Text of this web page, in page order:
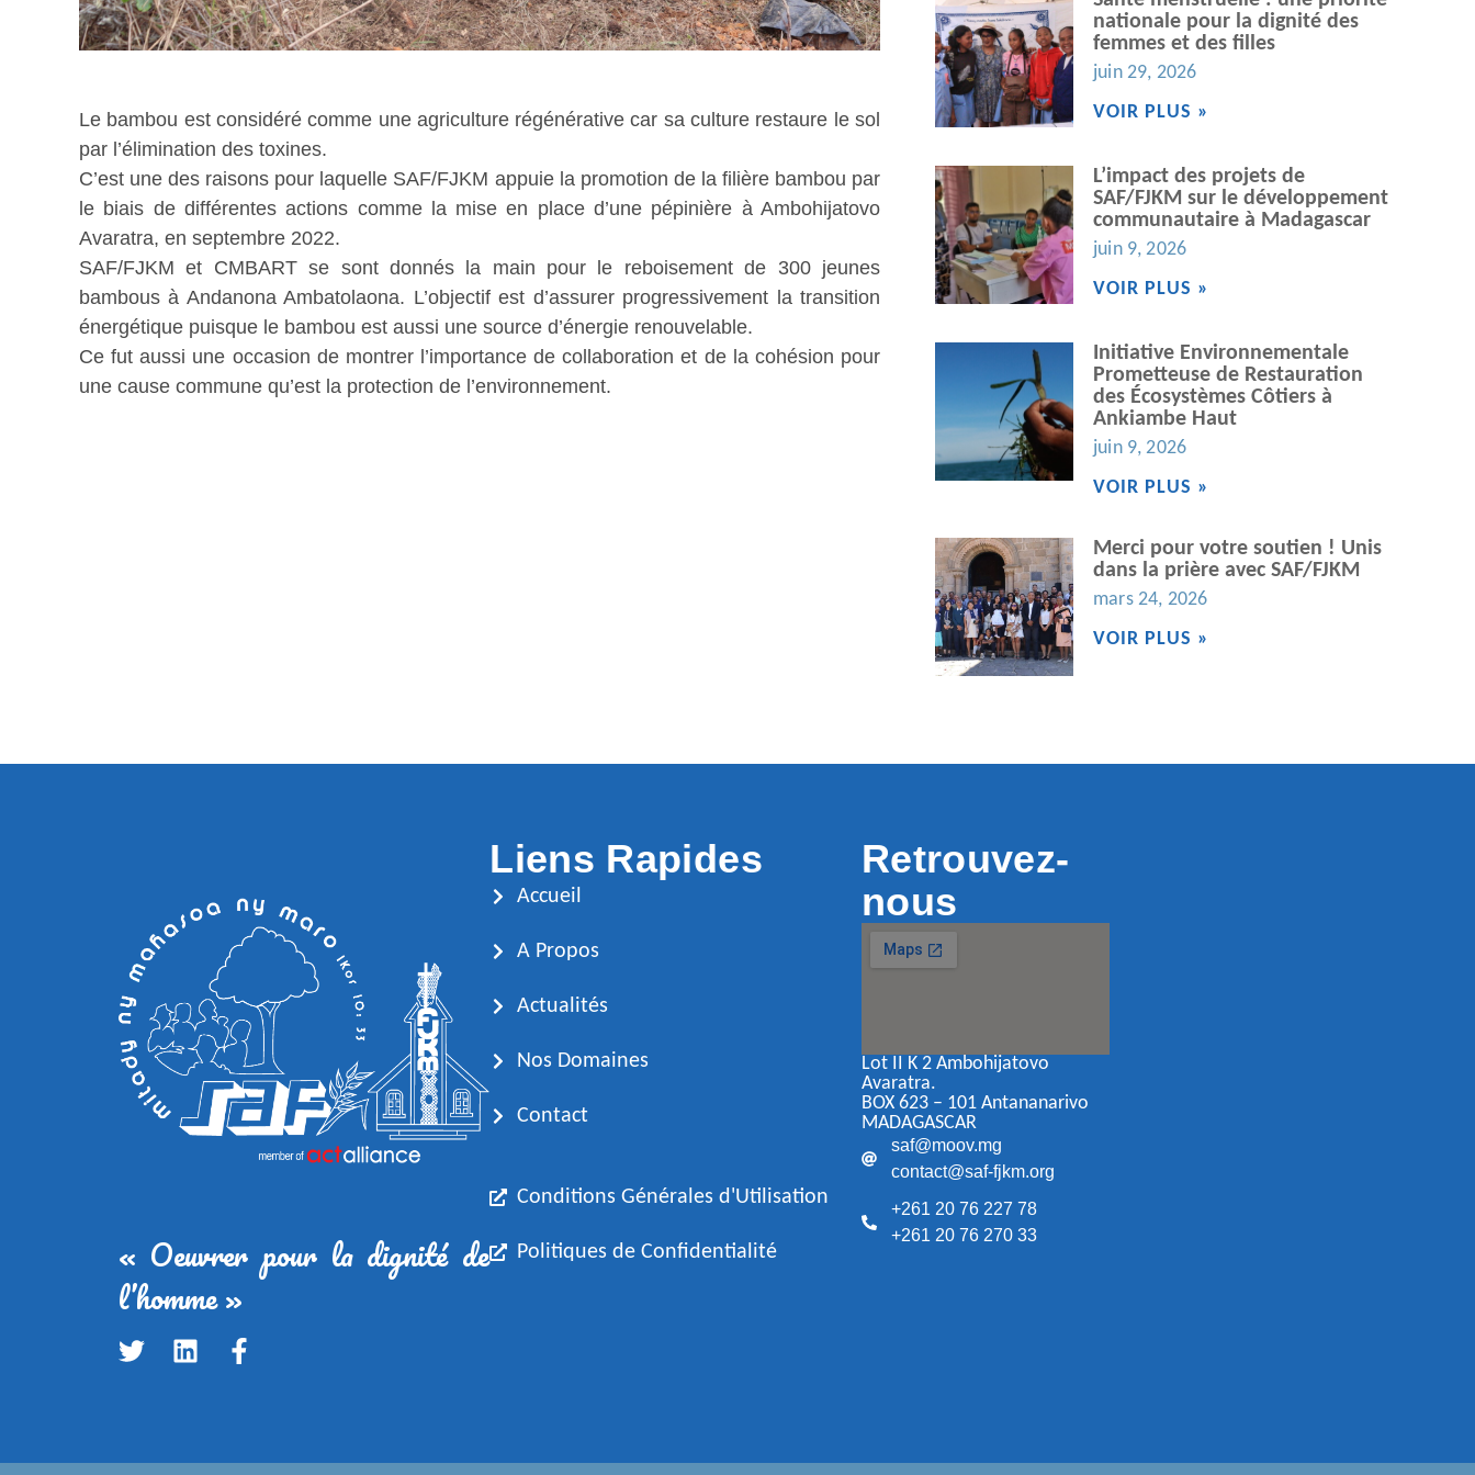
Le bambou est considéré comme une agriculture régénérative car sa culture restaure le sol
par l’élimination des toxines.
C’est une des raisons pour laquelle SAF/FJKM appuie la promotion de la filière bambou par
le biais de différentes actions comme la mise en place d’une pépinière à Ambohijatovo
Avaratra, en septembre 2022.
SAF/FJKM et CMBART se sont donnés la main pour le reboisement de 300 jeunes
bambous à Andanona Ambatolaona. L’objectif est d’assurer progressivement la transition
énergétique puisque le bambou est aussi une source d’énergie renouvelable.
Ce fut aussi une occasion de montrer l’importance de collaboration et de la cohésion pour
une cause commune qu’est la protection de l’environnement.
nationale pour la dignité des
femmes et des filles
juin 29, 2026
VOIR PLUS »
L’impact des projets de
SAF/FJKM sur le développement
communautaire à Madagascar
juin 9, 2026
VOIR PLUS »
Initiative Environnementale
Prometteuse de Restauration
des Écosystèmes Côtiers à
Ankiambe Haut
juin 9, 2026
VOIR PLUS »
Merci pour votre soutien ! Unis
dans la prière avec SAF/FJKM
mars 24, 2026
VOIR PLUS »
« Oeuvrer pour la dignité de
l’homme »
Liens Rapides
Accueil
A Propos
Actualités
Nos Domaines
Contact
Conditions Générales d'Utilisation
Politiques de Confidentialité
Retrouvez-
nous
Lot II K 2 Ambohijatovo
Avaratra.
BOX 623 – 101 Antananarivo
MADAGASCAR
saf@moov.mg
contact@saf-fjkm.org
+261 20 76 227 78
+261 20 76 270 33